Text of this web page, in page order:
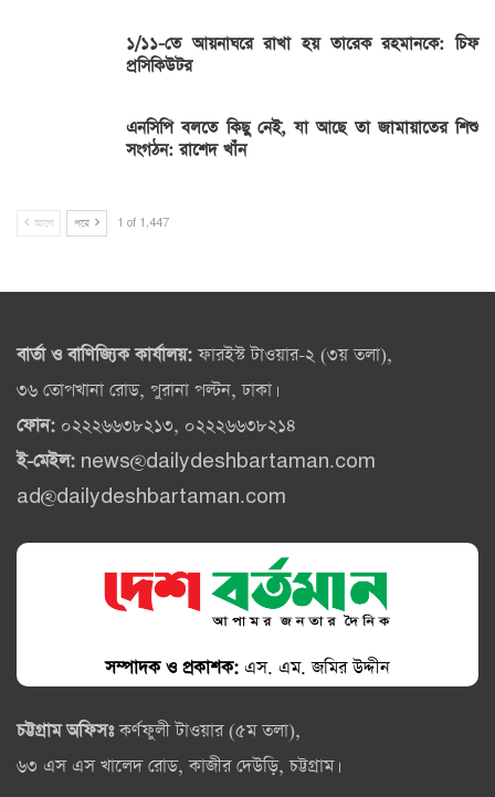
১/১১-তে আয়নাঘরে রাখা হয় তারেক রহমানকে: চিফ
প্রসিকিউটর
এনসিপি বলতে কিছু নেই, যা আছে তা জামায়াতের শিশু
সংগঠন: রাশেদ খাঁন
আগে পরে 1 of 1,447
বার্তা ও বাণিজ্যিক কার্যালয়:ফারইস্ট টাওয়ার-২ (৩য় তলা),
৩৬ তোপখানা রোড, পুরানা পল্টন, ঢাকা।
ফোন: ০২২২৬৬৩৮২১৩, ০২২২৬৬৩৮২১৪
ই-মেইল: news@dailydeshbartaman.com
ad@dailydeshbartaman.com
সম্পাদক ও প্রকাশক: এস. এম. জমির উদ্দীন
চট্টগ্রাম অফিসঃকর্ণফুলী টাওয়ার (৫ম তলা),
৬৩ এস এস খালেদ রোড, কাজীর দেউড়ি, চট্টগ্রাম।